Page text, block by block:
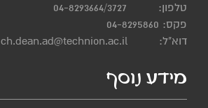
טלפון:
04-8293664/3727
פקס: 04-8295860
דוא"ל:
ch.dean.ad@technion.ac.il
מידע נוסף